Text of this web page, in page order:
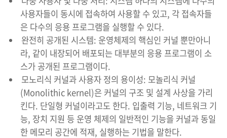
사용자들이 동시에 접속하여 사용할 수 있고, 각 접속자들
은 다수의 응용 프로그램을 실행할 수 있다.
완전히 공개된 시스템: 운영체제의 핵심인 커널 뿐만아니
라, 같이 내장되어 배포되는 대부분의 응용 프로그램이 소
스가 공개된 프로그램이다.
모노리식 커널과 사용자 정의 용이성: 모놀리식 커널
(Monolithic kernel)은 커널의 구조 및 설계 사상을 가리
킨다. 단일형 커널이라고도 한다. 입출력 기능, 네트워크 기
능, 장치 지원 등 운영 체제의 일반적인 기능을 커널과 동일
한 메모리 공간에 적재, 실행하는 기법을 말한다.